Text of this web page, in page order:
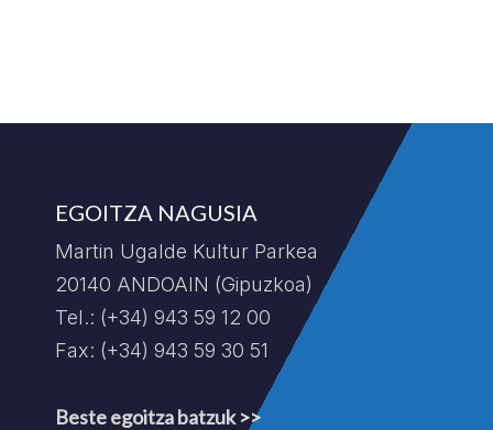
EGOITZA NAGUSIA
Martin Ugalde Kultur Parkea
20140 ANDOAIN (Gipuzkoa)
Tel.: (+34) 943 59 12 00
Fax: (+34) 943 59 30 51
Beste egoitza batzuk >>